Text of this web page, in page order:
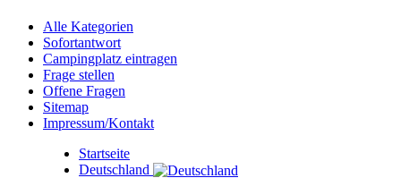
Alle Kategorien
Sofortantwort
Campingplatz eintragen
Frage stellen
Offene Fragen
Sitemap
Impressum/Kontakt
Startseite
Deutschland